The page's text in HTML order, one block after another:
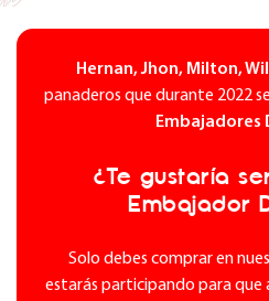
Hernan, Jhon, Milton,
panaderos que durante 2022
Embajadores
¿Te gustaría
Embajador
Solo debes comprar en
estarás participando para que